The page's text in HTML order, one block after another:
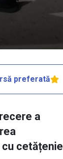
preferată
a
cetățenie